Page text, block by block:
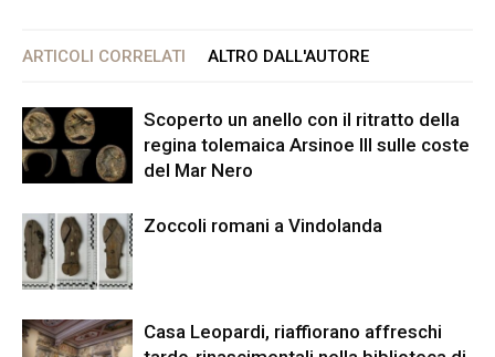
ARTICOLI CORRELATI ALTRO DALL'AUTORE
Scoperto un anello con il ritratto della
regina tolemaica Arsinoe III sulle coste
del Mar Nero
Zoccoli romani a Vindolanda
Casa Leopardi, riaffiorano affreschi